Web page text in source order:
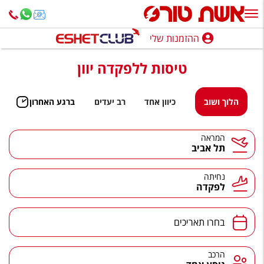
ההזמנות שלי
חופשה לפי סגנון
מלונות באילת
טיולים מאורגנים
סגנונות טיול
חבילות נופש
הרגע האחרון
חבילות בריאות וספא
ההזמנות שלי
טיסות ללפקדה יוון
הלוך ושוב כיוון אחד רב יעדים ברגע האחרון
המראה
תל אביב
נחיתה
לפקדה
בחרו תאריכים
הרכב